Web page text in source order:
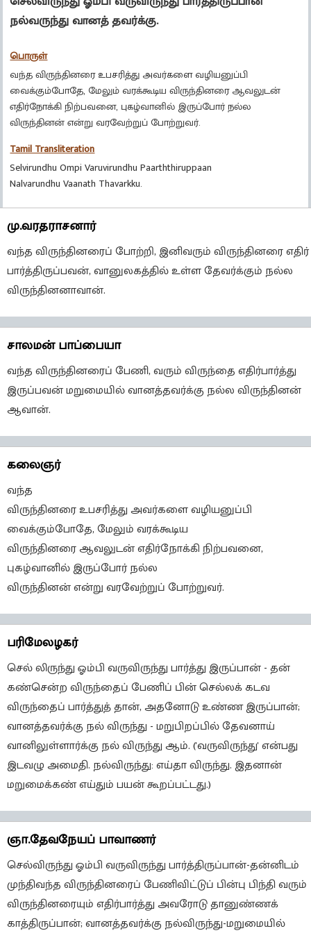
நல்வருந்து வானத் தவர்க்கு.
பொருள்
வந்த விருந்தினரை உபசரித்து அவர்களை வழியனுப்பி
வைக்கும்போதே, மேலும் வரக்கூடிய விருந்தினரை ஆவலுடன்
எதிர்நோக்கி நிற்பவனை, புகழ்வானில் இருப்போர் நல்ல
விருந்தினன் என்று வரவேற்றுப் போற்றுவர்.
Tamil Transliteration
Selvirundhu Ompi Varuvirundhu Paarththiruppaan
Nalvarundhu Vaanath Thavarkku.
மு.வரதராசனார்
வந்த விருந்தினரைப் போற்றி, இனிவரும் விருந்தினரை எதிர்
பார்த்திருப்பவன், வானுலகத்தில் உள்ள தேவர்க்கும் நல்ல
விருந்தினனாவான்.
சாலமன் பாப்பையா
வந்த விருந்தினரைப் பேணி, வரும் விருந்தை எதிர்பார்த்து
இருப்பவன் மறுமையில் வானத்தவர்க்கு நல்ல விருந்தினன்
ஆவான்.
கலைஞர்
வந்த
விருந்தினரை உபசரித்து அவர்களை வழியனுப்பி
வைக்கும்போதே, மேலும் வரக்கூடிய
விருந்தினரை ஆவலுடன் எதிர்நோக்கி நிற்பவனை,
புகழ்வானில் இருப்போர் நல்ல
விருந்தினன் என்று வரவேற்றுப் போற்றுவர்.
பரிமேலழகர்
செல் லிருந்து ஓம்பி வருவிருந்து பார்த்து இருப்பான் - தன்
கண்சென்ற விருந்தைப் பேணிப் பின் செல்லக் கடவ
விருந்தைப் பார்த்துத் தான், அதனோடு உண்ண இருப்பான்;
வானத்தவர்க்கு நல் விருந்து - மறுபிறப்பில் தேவனாய்
வானிலுள்ளார்க்கு நல் விருந்து ஆம். ('வருவிருந்து' என்பது
இடவழு அமைதி. நல்விருந்து: எய்தா விருந்து. இதனான்
மறுமைக்கண் எய்தும் பயன் கூறப்பட்டது.)
ஞா.தேவநேயப் பாவாணர்
செல்விருந்து ஓம்பி வருவிருந்து பார்த்திருப்பான்-தன்னிடம்
முந்திவந்த விருந்தினரைப் பேணிவிட்டுப் பின்பு பிந்தி வரும்
விருந்தினரையும் எதிர்பார்த்து அவரோடு தானுண்ணக்
காத்திருப்பான்; வானத்தவர்க்கு நல்விருந்து-மறுமையில்